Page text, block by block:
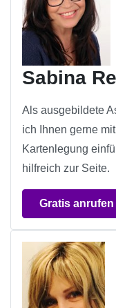
Sabina
Als ausgebildete
ich Ihnen gerne
Kartenlegung
hilfreich zur Seite.
Gratis anrufen